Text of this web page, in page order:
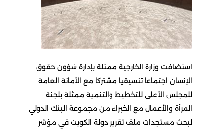
استضافت وزارة الخارجية ممثلة بإدارة شؤون حقوق
الإنسان اجتماعا تنسيقيا مشتركا مع الأمانة العامة
للمجلس الأعلى للتخطيط والتنمية ممثلة بلجنة
المرأة والأعمال مع الخبراء من مجموعة البنك الدولي
لبحث مستجدات ملف تقرير دولة الكويت في مؤشر